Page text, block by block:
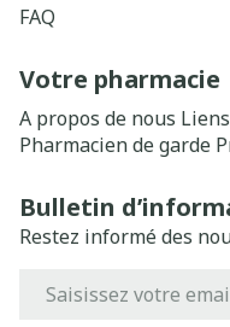
FAQ
Votre pharmacie
A propos de nous
Pharmacien de garde
Bulletin
Restez informé des